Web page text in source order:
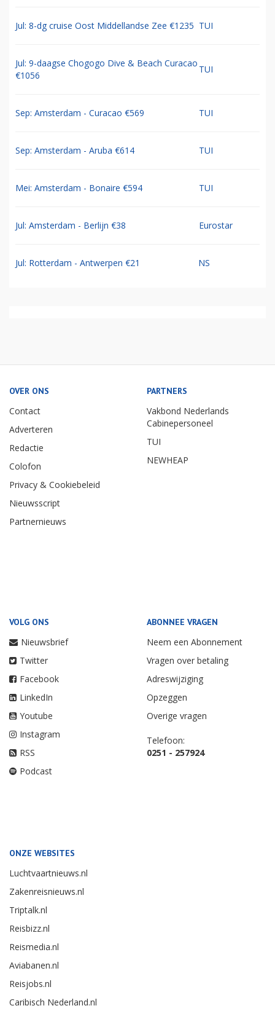
Jul: 8-dg cruise Oost Middellandse Zee €1235 TUI
Jul: 9-daagse Chogogo Dive & Beach Curacao
€1056
TUI
Sep: Amsterdam - Curacao €569 TUI
Sep: Amsterdam - Aruba €614 TUI
Mei: Amsterdam - Bonaire €594 TUI
Jul: Amsterdam - Berlijn €38 Eurostar
Jul: Rotterdam - Antwerpen €21 NS
OVER ONS
Contact
Adverteren
Redactie
Colofon
Privacy & Cookiebeleid
Nieuwsscript
Partnernieuws
PARTNERS
Vakbond Nederlands
Cabinepersoneel
TUI
NEWHEAP
VOLG ONS
Nieuwsbrief
Twitter
Facebook
LinkedIn
Youtube
Instagram
RSS
Podcast
ABONNEE VRAGEN
Neem een Abonnement
Vragen over betaling
Adreswijziging
Opzeggen
Overige vragen
Telefoon:
0251 - 257924
ONZE WEBSITES
Luchtvaartnieuws.nl
Zakenreisnieuws.nl
Triptalk.nl
Reisbizz.nl
Reismedia.nl
Aviabanen.nl
Reisjobs.nl
Caribisch Nederland.nl